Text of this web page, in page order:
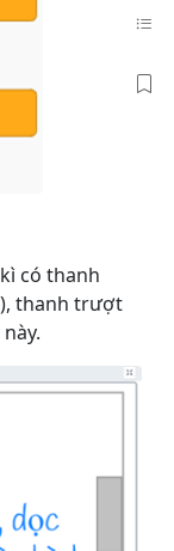
có thanh
thanh trượt